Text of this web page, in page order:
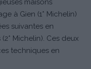
maisons
à Gien (1* Michelin)
suivantes en
Michelin). Ces deux
techniques en